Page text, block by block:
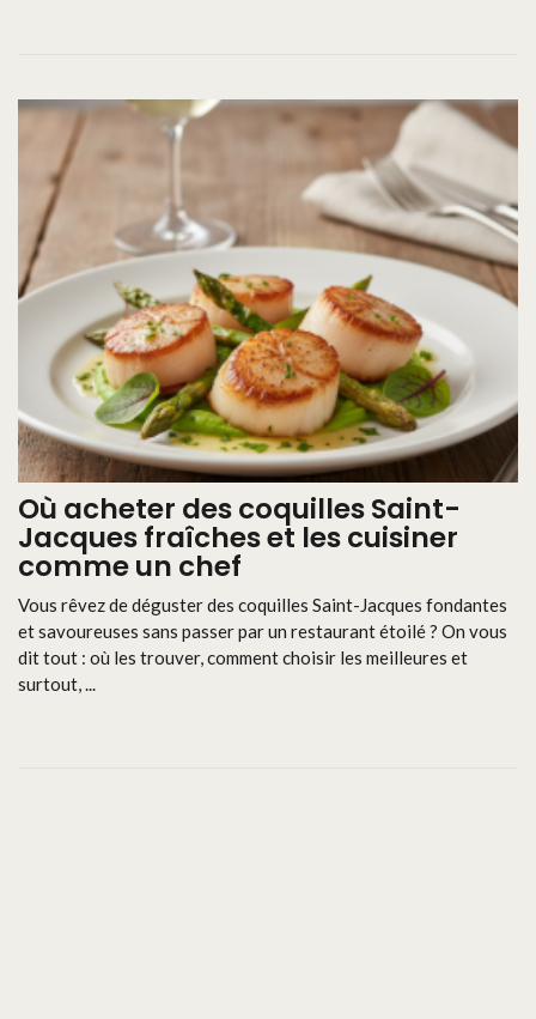
Où acheter des coquilles Saint-
Jacques fraîches et les cuisiner
comme un chef
Vous rêvez de déguster des coquilles Saint-Jacques fondantes
et savoureuses sans passer par un restaurant étoilé ? On vous
dit tout : où les trouver, comment choisir les meilleures et
surtout, ...